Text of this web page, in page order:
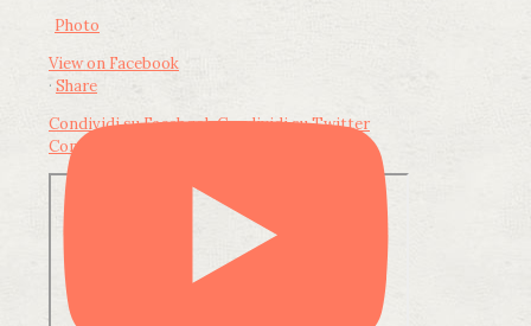
Photo
View on Facebook
· Share
Condividi su FacebookCondividi su Twitter
Condividi su LinkedIn